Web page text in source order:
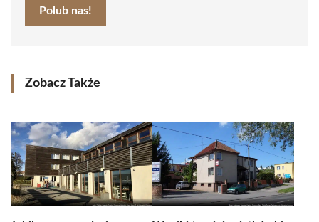
Polub nas!
Zobacz Także